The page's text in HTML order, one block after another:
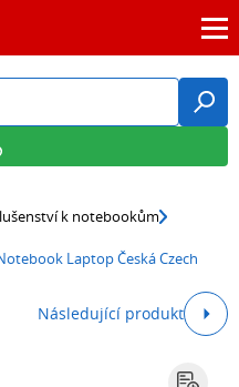
k notebookům
Laptop Česká Czech
Následující produkt